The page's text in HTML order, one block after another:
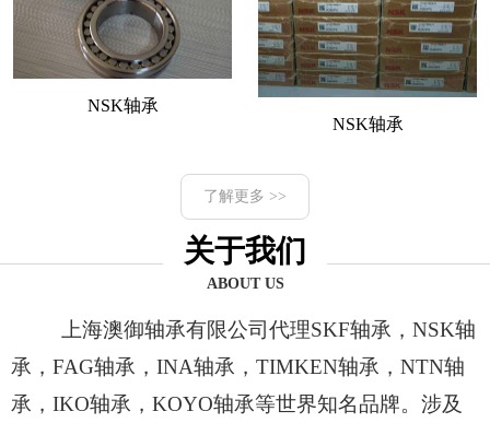
NSK轴承
NSK轴承
了解更多 >>
关于我们
ABOUT US
上海澳御轴承有限公司代理SKF轴承，NSK轴
承，FAG轴承，INA轴承，TIMKEN轴承，NTN轴
承，IKO轴承，KOYO轴承等世界知名品牌。涉及